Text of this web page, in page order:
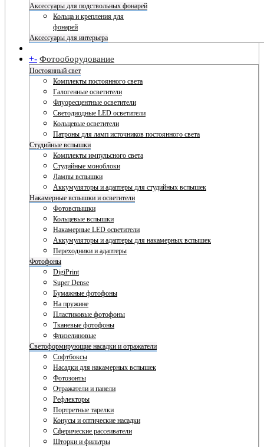
Аксессуары для подствольных фонарей
Кольца и крепления для
фонарей
Аксессуары для интерьера
+- Фотооборудование
Постоянный свет
Комплекты постоянного света
Галогенные осветители
Флуоресцентные осветители
Светодиодные LED осветители
Кольцевые осветители
Патроны для ламп источников постоянного света
Студийные вспышки
Комплекты импульсного света
Студийные моноблоки
Лампы вспышки
Аккумуляторы и адаптеры для студийных вспышек
Накамерные вспышки и осветители
Фотовспышки
Кольцевые вспышки
Накамерные LED осветители
Аккумуляторы и адаптеры для накамерных вспышек
Переходники и адаптеры
Фотофоны
DigiPrint
Super Dense
Бумажные фотофоны
На пружине
Пластиковые фотофоны
Тканевые фотофоны
Флизелиновые
Светоформирующие насадки и отражатели
Софтбоксы
Насадки для накамерных вспышек
Фотозонты
Отражатели и панели
Рефлекторы
Портретные тарелки
Конусы и оптические насадки
Сферические рассеиватели
Шторки и фильтры